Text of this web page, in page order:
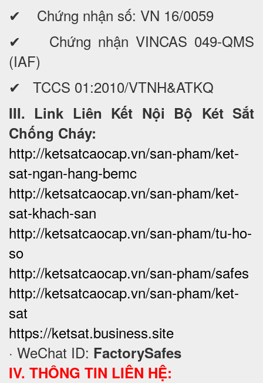
✔ Chứng nhận số: VN 16/0059
✔ Chứng nhận VINCAS 049-QMS
(IAF)
✔ TCCS 01:2010/VTNH&ATKQ
III. Link Liên Kết Nội Bộ Két Sắt
Chống Cháy:
http://ketsatcaocap.vn/san-pham/ket-
sat-ngan-hang-bemc
http://ketsatcaocap.vn/san-pham/ket-
sat-khach-san
http://ketsatcaocap.vn/san-pham/tu-ho-
so
http://ketsatcaocap.vn/san-pham/safes
http://ketsatcaocap.vn/san-pham/ket-
sat
https://ketsat.business.site
· WeChat ID: FactorySafes
IV. THÔNG TIN LIÊN HỆ: